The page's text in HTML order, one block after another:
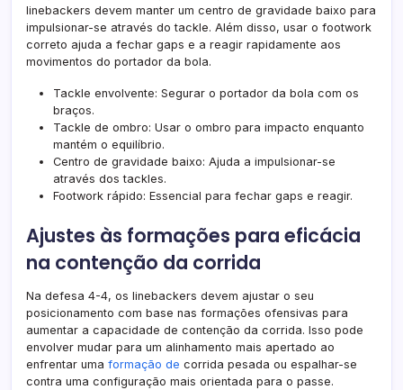
linebackers devem manter um centro de gravidade baixo para
impulsionar-se através do tackle. Além disso, usar o footwork
correto ajuda a fechar gaps e a reagir rapidamente aos
movimentos do portador da bola.
Tackle envolvente: Segurar o portador da bola com os
braços.
Tackle de ombro: Usar o ombro para impacto enquanto
mantém o equilíbrio.
Centro de gravidade baixo: Ajuda a impulsionar-se
através dos tackles.
Footwork rápido: Essencial para fechar gaps e reagir.
Ajustes às formações para eficácia
na contenção da corrida
Na defesa 4-4, os linebackers devem ajustar o seu
posicionamento com base nas formações ofensivas para
aumentar a capacidade de contenção da corrida. Isso pode
envolver mudar para um alinhamento mais apertado ao
enfrentar uma formação de corrida pesada ou espalhar-se
contra uma configuração mais orientada para o passe.